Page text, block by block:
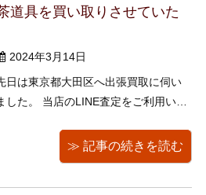
書の他にも昭和レトロな食器・可愛
道具を買い取りさせていた
2024年3月14日
日は東京都大田区へ出張買取に伺い
した。 当店のLINE査定をご利用いた
匠の書付のあるお品物の画像をお送り
頂き、ウェブ上での大まかなものでは
≫ 記事の続きを読む